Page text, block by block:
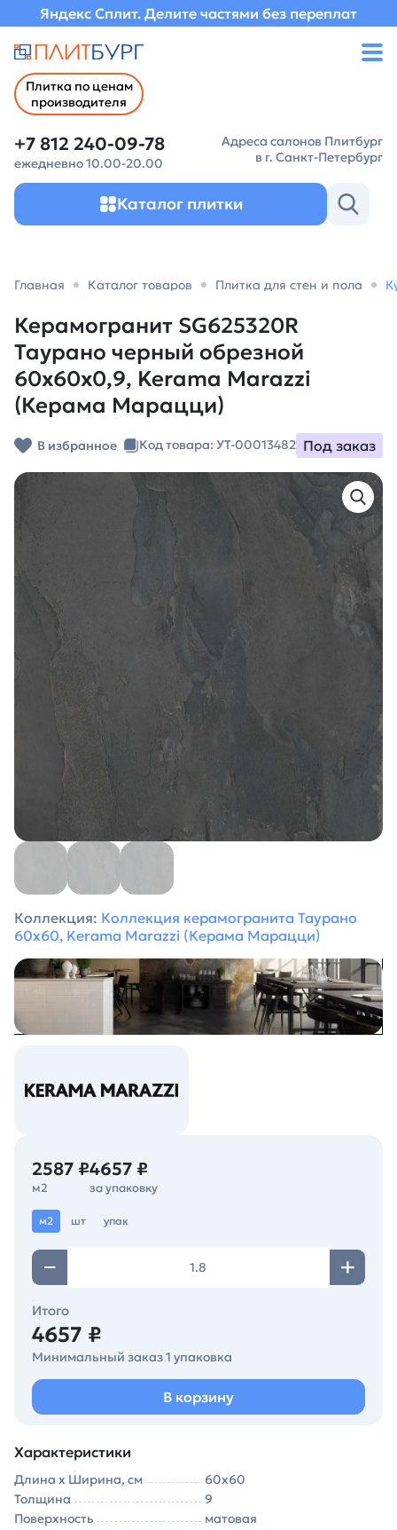
Яндекс Сплит. Делите частями без переплат
Плитка по ценам
производителя
+7 812 240-09-78
ежедневно 10.00-20.00
Адреса салонов Плитбург
в г. Санкт-Петербург
Каталог плитки
Главная Каталог товаров Плитка для стен и пола
Керамогранит SG625320R
Таурано черный обрезной
60x60x0,9, Kerama Marazzi
(Керама Марацци)
В избранное Код товара: УТ-00013482 Под заказ
Коллекция: Коллекция керамогранита Таурано
60х60, Kerama Marazzi (Керама Марацци)
2587 ₽
м2
4657 ₽
за упаковку
м2 шт упак
Итого
4657 ₽
Минимальный заказ 1 упаковка
В корзину
Характеристики
Длина х Ширина, см
60х60
Толщина
9
Поверхность
матовая